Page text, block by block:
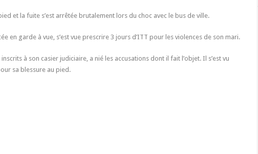
et la fuite s’est arrêtée brutalement lors du choc avec le bus de ville.
en garde à vue, s’est vue prescrire 3 jours d’ITT pour les violences de son mari.
à son casier judiciaire, a nié les accusations dont il fait l’objet. Il s’est vu
sa blessure au pied.